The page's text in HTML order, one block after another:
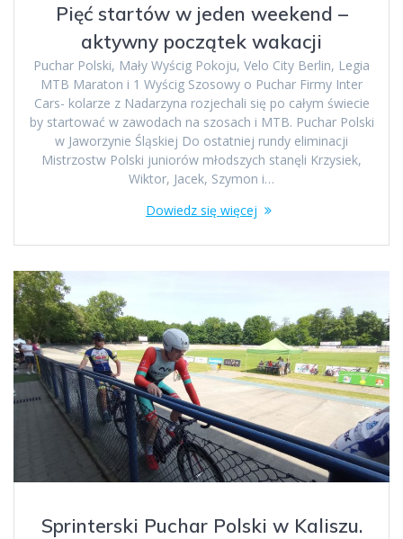
Pięć startów w jeden weekend –
aktywny początek wakacji
Puchar Polski, Mały Wyścig Pokoju, Velo City Berlin, Legia
MTB Maraton i 1 Wyścig Szosowy o Puchar Firmy Inter
Cars- kolarze z Nadarzyna rozjechali się po całym świecie
by startować w zawodach na szosach i MTB. Puchar Polski
w Jaworzynie Śląskiej Do ostatniej rundy eliminacji
Mistrzostw Polski juniorów młodszych stanęli Krzysiek,
Wiktor, Jacek, Szymon i…
Dowiedz się więcej
Sprinterski Puchar Polski w Kaliszu.